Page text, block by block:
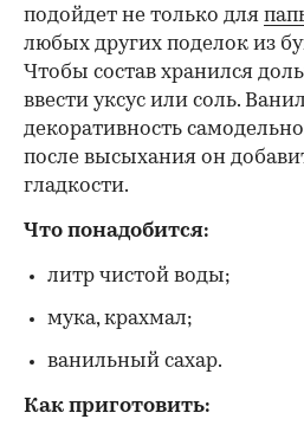
подойдет не только для
любых других поделок из
Чтобы состав хранился
ввести уксус или соль.
декоративность
после высыхания он
гладкости.
Что понадобится:
литр чистой воды;
мука, крахмал;
ванильный сахар.
Как приготовить: